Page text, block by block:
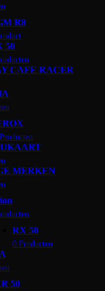
R8
50
CAFE RACER
MERKEN
RX 50
0 Producten
50